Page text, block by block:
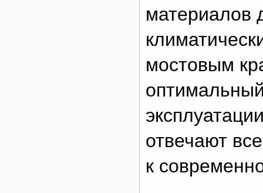
материалов
мостовым
отвечают
к